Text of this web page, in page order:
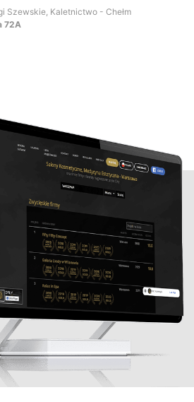
Szewskie, Kaletnictwo - Chełm
72A